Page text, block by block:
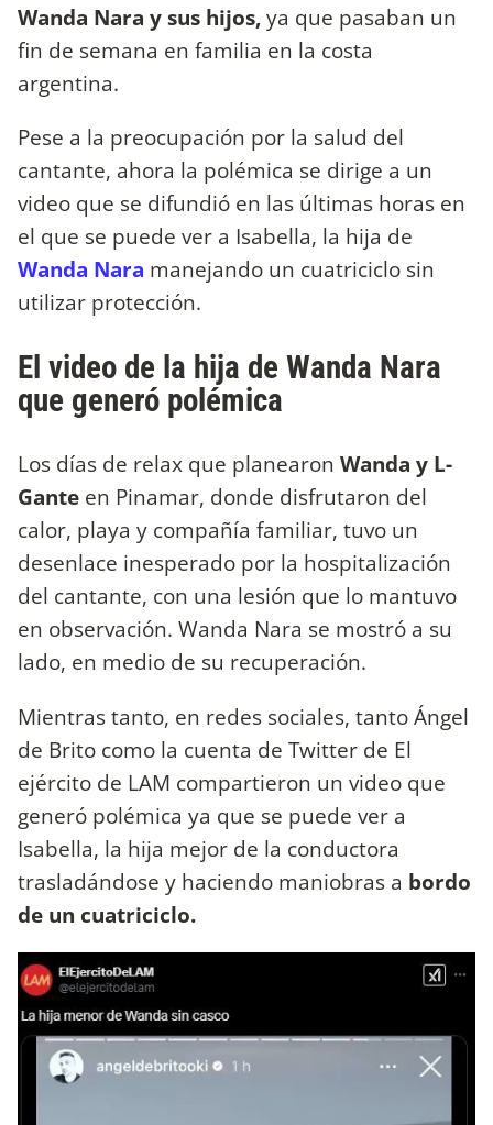
Wanda Nara y sus hijos,ya que pasaban un
fin de semana en familia en la costa
argentina.
Pese a la preocupación por la salud del
cantante, ahora la polémica se dirige a un
video que se difundió en las últimas horas en
el que se puede ver a Isabella, la hija de
Wanda Nara manejando un cuatriciclo sin
utilizar protección.
El video de la hija de Wanda Nara
que generó polémica
Los días de relax que planearon Wanda y L-
Gante en Pinamar, donde disfrutaron del
calor, playa y compañía familiar, tuvo un
desenlace inesperado por la hospitalización
del cantante, con una lesión que lo mantuvo
en observación. Wanda Nara se mostró a su
lado, en medio de su recuperación.
Mientras tanto, en redes sociales, tanto Ángel
de Brito como la cuenta de Twitter de El
ejército de LAM compartieron un video que
generó polémica ya que se puede ver a
Isabella, la hija mejor de la conductora
trasladándose y haciendo maniobras a bordo
de un cuatriciclo.